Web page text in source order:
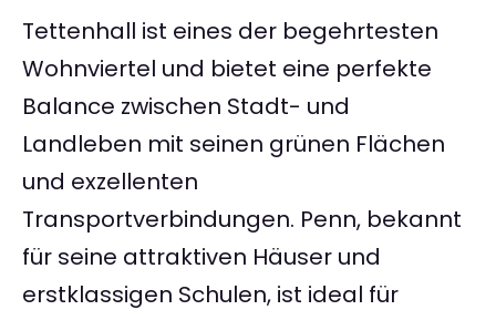
Tettenhall ist eines der begehrtesten
Wohnviertel und bietet eine perfekte
Balance zwischen Stadt- und
Landleben mit seinen grünen Flächen
und exzellenten
Transportverbindungen. Penn, bekannt
für seine attraktiven Häuser und
erstklassigen Schulen, ist ideal für